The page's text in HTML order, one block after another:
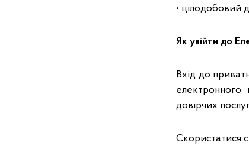
• цілодобовий
Як увійти до
Вхід до
електронного
довірчих
Скористатися